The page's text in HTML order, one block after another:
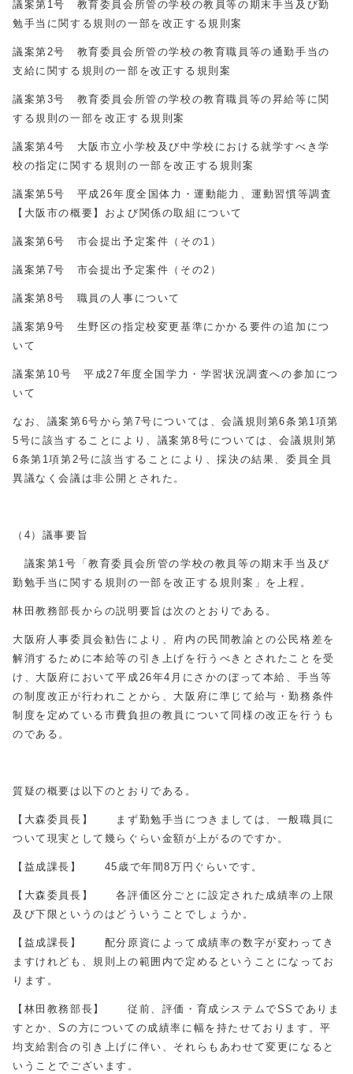
議案第1号 教育委員会所管の学校の教員等の期末手当及び勤
勉手当に関する 規則の一部を改正する規則案
議案第2号 教育委員会所管の学校の教育職員等の通勤手当の
支給に関する 規則の一部を改正する規則案
議案第3号 教育委員会所管の学校の教育職員等の昇給等に関
する規則の一部を改正する規則案
議案第4号 大阪市立小学校及び中学校における就学すべき学
校の指定に 関する規則の一部を改正する規則案
議案第5号 平成26年度全国体力・運動能力、運動習慣等調査
【大阪市の概要】 および関係の取組について
議案第6号 市会提出予定案件（その1）
議案第7号 市会提出予定案件（その2）
議案第8号 職員の人事について
議案第9号 生野区の指定校変更基準にかかる要件の追加につ
いて
議案第10号 平成27年度全国学力・学習状況調査への参加につ
いて
なお、議案第6号から第7号については、会議規則第6条第1項第
5号に該当することにより、議案第8号については、会議規則第
6条第1項第2号に該当することにより、採決の結果、委員全員
異議なく会議は非公開とされた。
（4）議事要旨
議案第1号「教育委員会所管の学校の教員等の期末手当及び
勤勉手当に関する規則の一部を改正する規則案」を上程。
林田教務部長からの説明要旨は次のとおりである。
大阪府人事委員会勧告により、府内の民間教諭との公民格差を
解消するために本給等の引き上げを行うべきとされたことを受
け、大阪府において平成26年4月にさかのぼって本給、手当等
の制度改正が行われことから、大阪府に準じて給与・勤務条件
制度を定めている市費負担の教員について同様の改正を行うも
のである。
質疑の概要は以下のとおりである。
【大森委員長】 まず勤勉手当につきましては、一般職員に
ついて現実として幾らぐらい金額が上がるのですか。
【益成課長】 45歳で年間8万円ぐらいです。
【大森委員長】 各評価区分ごとに設定された成績率の上限
及び下限というのはどういうことでしょうか。
【益成課長】 配分原資によって成績率の数字が変わってき
ますけれども、規則上の範囲内で定めるということになってお
ります。
【林田教務部長】 従前、評価・育成システムでSSでありま
すとか、Sの方についての成績率に幅を持たせております。平
均支給割合の引き上げに伴い、それらもあわせて変更になると
いうことでございます。